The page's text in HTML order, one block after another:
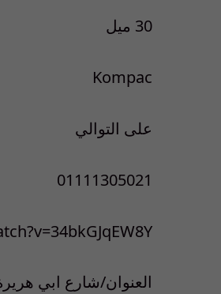
30 ميل
Kompac
على التوالي
01111305021
العنوان/شارع ابي